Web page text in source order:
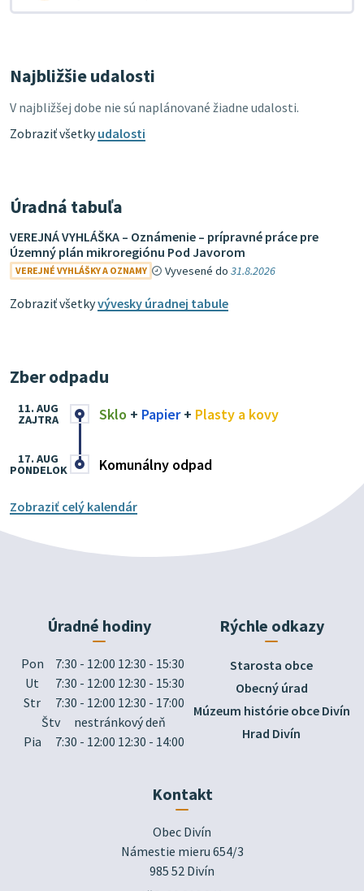
Najbližšie udalosti
V najbližšej dobe nie sú naplánované žiadne udalosti.
Zobraziť všetkyudalosti
Úradná tabuľa
VEREJNÁ VYHLÁŠKA – Oznámenie – prípravné práce pre
Územný plán mikroregiónu Pod Javorom
VEREJNÉ VYHLÁŠKY A OZNAMY Vyvesené do31.8.2026
Zobraziť všetkyvývesky úradnej tabule
Zber odpadu
Sklo + Papier+ Plasty a kovy
11. AUG
ZAJTRA
Komunálny odpad
17. AUG
PONDELOK
Zobraziť celý kalendár
Úradné hodiny
Pon
7:30 - 12:00 12:30 - 15:30
Ut
7:30 - 12:00 12:30 - 15:30
Str
7:30 - 12:00 12:30 - 17:00
Štv
nestránkový deň
Pia
7:30 - 12:00 12:30 - 14:00
Rýchle odkazy
Starosta obce
Obecný úrad
Múzeum histórie obce Divín
Hrad Divín
Kontakt
Obec Divín
Námestie mieru 654/3
985 52 Divín